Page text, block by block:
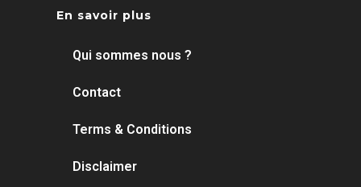
En savoir plus
Qui sommes nous ?
Contact
Terms & Conditions
Disclaimer